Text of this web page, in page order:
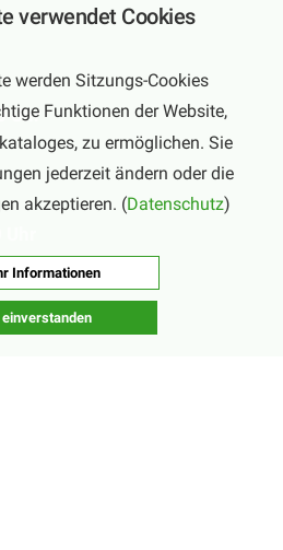
Uhr
verwendet Cookies
werden Sitzungs-Cookies
Funktionen der Website,
zu ermöglichen. Sie
jederzeit ändern oder die
akzeptieren. (Datenschutz)
Informationen
einverstanden